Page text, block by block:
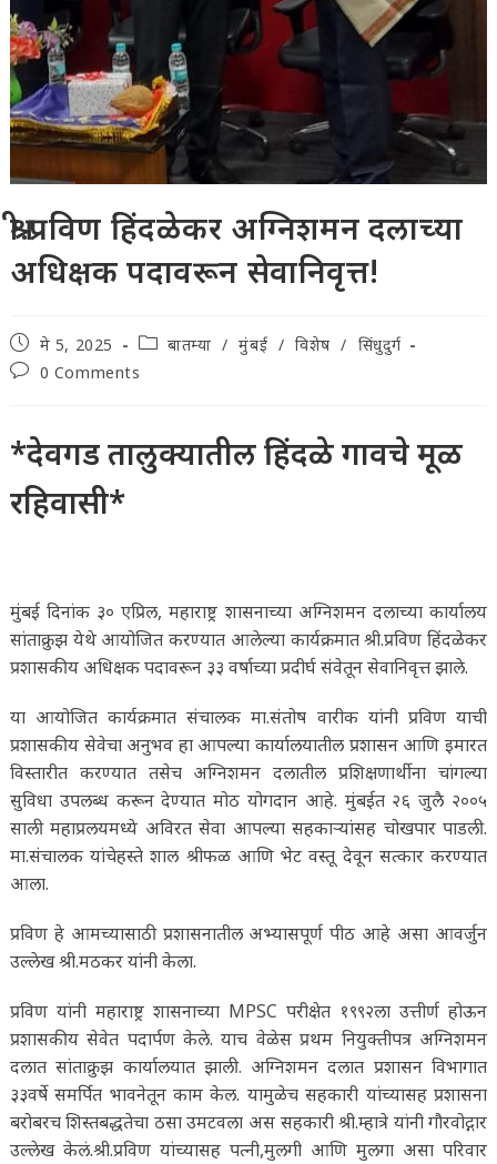
श्री.प्रविण हिंदळेकर अग्निशमन दलाच्या
अधिक्षक पदावरून सेवानिवृत्त!
Post
published:
मे 5, 2025
Postबातम्या / मुंबई / विशेष / सिंधुदुर्ग
Post0 Comments
*देवगड तालुक्यातील हिंदळे गावचे मूळ
रहिवासी*
मुंबई दिनांक ३० एप्रिल, महाराष्ट्र शासनाच्या अग्निशमन दलाच्या कार्यालय
सांताक्रुझ येथे आयोजित करण्यात आलेल्या कार्यक्रमात श्री.प्रविण हिंदळेकर
प्रशासकीय अधिक्षक पदावरून ३३ वर्षाच्या प्रदीर्घ संवेतून सेवानिवृत्त झाले.
या आयोजित कार्यक्रमात संचालक मा.संतोष वारीक यांनी प्रविण याची
प्रशासकीय सेवेचा अनुभव हा आपल्या कार्यालयातील प्रशासन आणि इमारत
विस्तारीत करण्यात तसेच अग्निशमन दलातील प्रशिक्षणार्थीना चांगल्या
सुविधा उपलब्ध करून देण्यात मोठ योगदान आहे. मुंबईत २६ जुलै २००५
साली महाप्रलयमध्ये अविरत सेवा आपल्या सहकाऱ्यांसह चोखपार पाडली.
मा.संचालक यांचेहस्ते शाल श्रीफळ आणि भेट वस्तू देवून सत्कार करण्यात
आला.
प्रविण हे आमच्यासाठी प्रशासनातील अभ्यासपूर्ण पीठ आहे असा आवर्जुन
उल्लेख श्री.मठकर यांनी केला.
प्रविण यांनी महाराष्ट्र शासनाच्या MPSC परीक्षेत १९९२ला उत्तीर्ण होऊन
प्रशासकीय सेवेत पदार्पण केले. याच वेळेस प्रथम नियुक्तीपत्र अग्निशमन
दलात सांताक्रुझ कार्यालयात झाली. अग्निशमन दलात प्रशासन विभागात
३३वर्षे समर्पित भावनेतून काम केल. यामुळेच सहकारी यांच्यासह प्रशासना
बरोबरच शिस्तबद्धतेचा ठसा उमटवला अस सहकारी श्री.म्हात्रे यांनी गौरवोद्गार
उल्लेख केलं.श्री.प्रविण यांच्यासह पत्नी,मुलगी आणि मुलगा असा परिवार